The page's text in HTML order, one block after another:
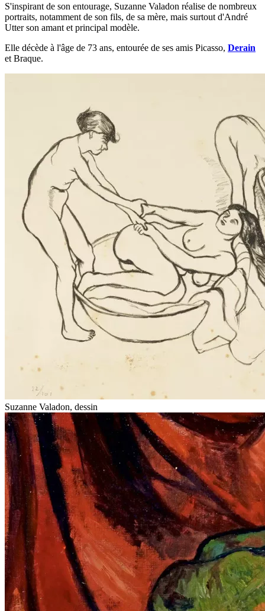
S'inspirant de son entourage, Suzanne Valadon réalise de nombreux
portraits, notamment de son fils, de sa mère, mais surtout d'André
Utter son amant et principal modèle.
Elle décède à l'âge de 73 ans, entourée de ses amis Picasso, Derain
et Braque.
Suzanne Valadon, dessin